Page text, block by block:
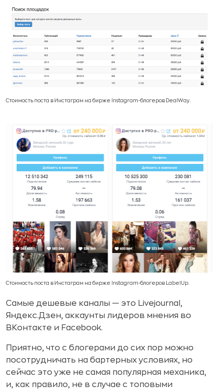
Стоимость поста в Инстаграм на бирже Instagram-блогеров DealWay.
Стоимость поста в Инстаграм на бирже Instagram-блогеров LabelUp.
Самые дешевые каналы — это Livejournal,
Яндекс.Дзен, аккаунты лидеров мнения во
ВКонтакте и Facebook.
Приятно, что с блогерами до сих пор можно
посотрудничать на бартерных условиях, но
сейчас это уже не самая популярная механика,
и, как правило, не в случае с топовыми